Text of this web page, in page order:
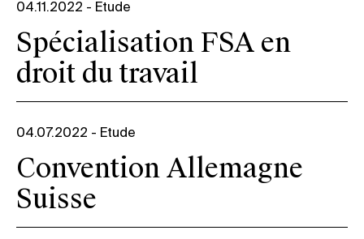
04.11.2022 - Etude
Spécialisation FSA en
droit du travail
04.07.2022 - Etude
Convention Allemagne
Suisse